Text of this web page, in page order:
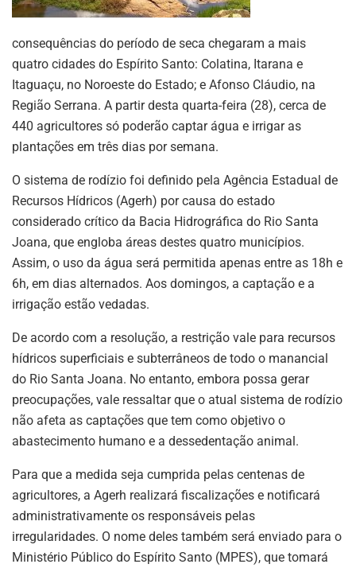
consequências do período de seca chegaram a mais
quatro cidades do Espírito Santo: Colatina, Itarana e
Itaguaçu, no Noroeste do Estado; e Afonso Cláudio, na
Região Serrana. A partir desta quarta-feira (28), cerca de
440 agricultores só poderão captar água e irrigar as
plantações em três dias por semana.
O sistema de rodízio foi definido pela Agência Estadual de
Recursos Hídricos (Agerh) por causa do estado
considerado crítico da Bacia Hidrográfica do Rio Santa
Joana, que engloba áreas destes quatro municípios.
Assim, o uso da água será permitida apenas entre as 18h e
6h, em dias alternados. Aos domingos, a captação e a
irrigação estão vedadas.
De acordo com a resolução, a restrição vale para recursos
hídricos superficiais e subterrâneos de todo o manancial
do Rio Santa Joana. No entanto, embora possa gerar
preocupações, vale ressaltar que o atual sistema de rodízio
não afeta as captações que tem como objetivo o
abastecimento humano e a dessedentação animal.
Para que a medida seja cumprida pelas centenas de
agricultores, a Agerh realizará fiscalizações e notificará
administrativamente os responsáveis pelas
irregularidades. O nome deles também será enviado para o
Ministério Público do Espírito Santo (MPES), que tomará